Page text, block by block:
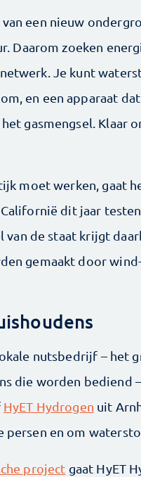
een nieuw
Daarom zoeken
Je kunt
en een apparaat
gasmengsel. Klaar
moet werken, gaat
dit jaar
van de staat krijgt
gemaakt door
nutsbedrijf – het
die worden bediend
HyET Hydrogen uit
en om
project gaat HyET